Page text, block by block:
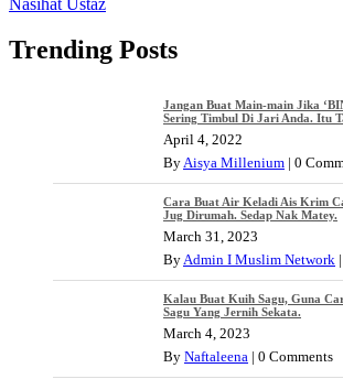
Trending Posts
Jangan Buat Main-main Jika
Sering Timbul Di Jari Anda. Itu
April 4, 2022
ByAisya Millenium | 0
Cara Buat Air Keladi Ais Krim
Jug Dirumah. Sedap Nak Matey.
March 31, 2023
ByAdmin I Muslim Network |
Kalau Buat Kuih Sagu, Guna
Sagu Yang Jernih Sekata.
March 4, 2023
By Naftaleena | 0 Comments